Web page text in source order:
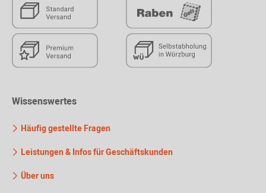
Wissenswertes
Häufig gestellte Fragen
Leistungen & Infos für Geschäftskunden
Über uns